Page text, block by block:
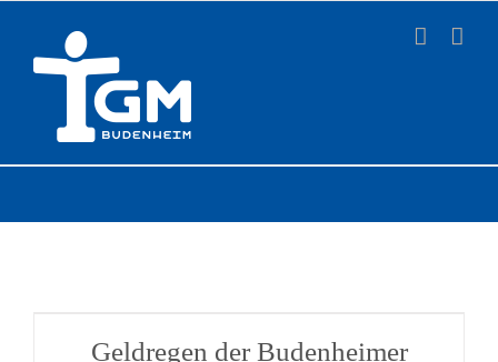
Inhalt
Geldregen der Budenheimer